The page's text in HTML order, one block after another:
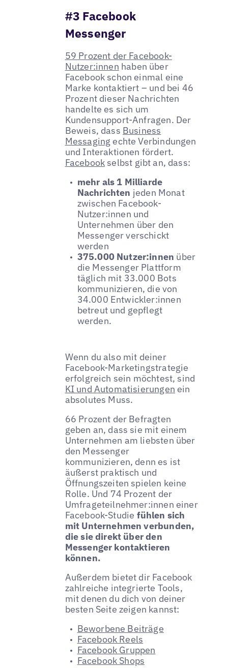
#3 Facebook
Messenger
59 Prozent der Facebook-
Nutzer:innen haben über
Facebook schon einmal eine
Marke kontaktiert – und bei 46
Prozent dieser Nachrichten
handelte es sich um
Kundensupport-Anfragen. Der
Beweis, dass Business
Messaging echte Verbindungen
und Interaktionen fördert.
Facebook selbst gibt an, dass:
mehr als 1 Milliarde
Nachrichten jeden Monat
zwischen Facebook-
Nutzer:innen und
Unternehmen über den
Messenger verschickt
werden
375.000 Nutzer:innen über
die Messenger Plattform
täglich mit 33.000 Bots
kommunizieren, die von
34.000 Entwickler:innen
betreut und gepflegt
werden.
Wenn du also mit deiner
Facebook-Marketingstrategie
erfolgreich sein möchtest, sind
KI und Automatisierungen ein
absolutes Muss.
66 Prozent der Befragten
geben an, dass sie mit einem
Unternehmen am liebsten über
den Messenger
kommunizieren, denn es ist
äußerst praktisch und
Öffnungszeiten spielen keine
Rolle. Und 74 Prozent der
Umfrageteilnehmer:innen einer
Facebook-Studie fühlen sich
mit Unternehmen verbunden,
die sie direkt über den
Messenger kontaktieren
können.
Außerdem bietet dir Facebook
zahlreiche integrierte Tools,
mit denen du dich von deiner
besten Seite zeigen kannst:
Beworbene Beiträge
Facebook Reels
Facebook Gruppen
Facebook Shops